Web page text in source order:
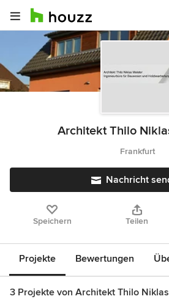
Architekt Thilo
Frankfurt
Nachricht
Speichern Teilen
Projekte Bewertungen
3 Projekte von Architekt Thilo